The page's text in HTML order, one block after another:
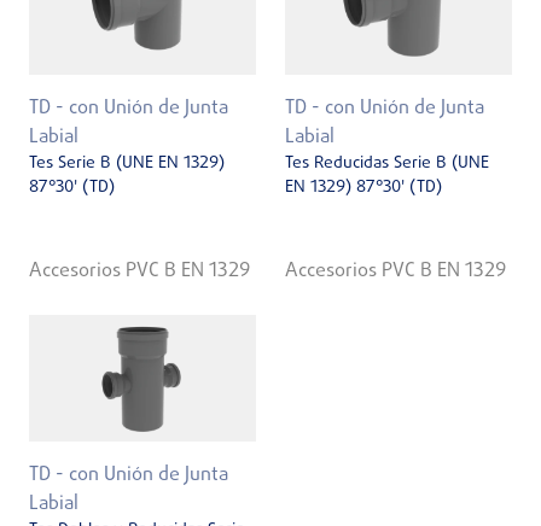
TD - con Unión de Junta
Labial
Tes Serie B (UNE EN 1329)
87°30' (TD)
Accesorios PVC B EN 1329
TD - con Unión de Junta
Labial
Tes Reducidas Serie B (UNE
EN 1329) 87°30' (TD)
Accesorios PVC B EN 1329
TD - con Unión de Junta
Labial